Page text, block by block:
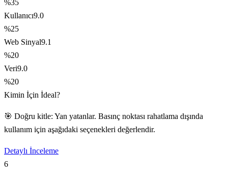
%35
Kullanıcı9.0
%25
Web Sinyal9.1
%20
Veri9.0
%20
Kimin İçin İdeal?
🎯 Doğru kitle: Yan yatanlar. Basınç noktası rahatlama dışında
kullanım için aşağıdaki seçenekleri değerlendir.
Detaylı İnceleme
6